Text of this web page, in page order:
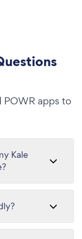
apps to
Kale